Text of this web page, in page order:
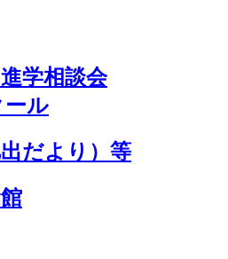
学相談会
ール
だより）等